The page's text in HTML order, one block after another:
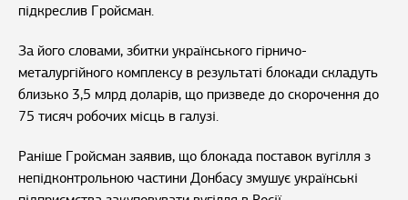
підкреслив Гройсман.
За його словами, збитки українського гірничо-
металургійного комплексу в результаті блокади складуть
близько 3,5 млрд доларів, що призведе до скорочення до
75 тисяч робочих місць в галузі.
Раніше Гройсман заявив, що блокада поставок вугілля з
непідконтрольною частини Донбасу змушує українські